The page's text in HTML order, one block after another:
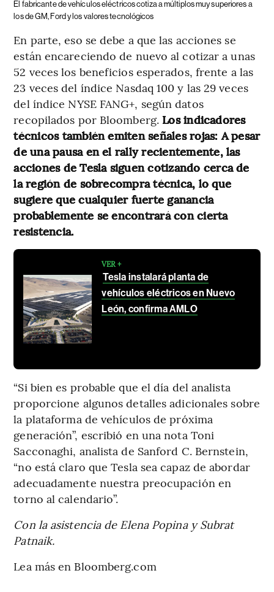
El fabricante de vehículos eléctricos cotiza a múltiplos muy superiores a
los de GM, Ford y los valores tecnológicos
En parte, eso se debe a que las acciones se
están encareciendo de nuevo al cotizar a unas
52 veces los beneficios esperados, frente a las
23 veces del índice Nasdaq 100 y las 29 veces
del índice NYSE FANG+, según datos
recopilados por Bloomberg. Los indicadores
técnicos también emiten señales rojas: A pesar
de una pausa en el rally recientemente, las
acciones de Tesla siguen cotizando cerca de
la región de sobrecompra técnica, lo que
sugiere que cualquier fuerte ganancia
probablemente se encontrará con cierta
resistencia.
VER +
Tesla instalará planta de
vehículos eléctricos en Nuevo
León, confirma AMLO
“Si bien es probable que el día del analista
proporcione algunos detalles adicionales sobre
la plataforma de vehículos de próxima
generación”, escribió en una nota Toni
Sacconaghi, analista de Sanford C. Bernstein,
“no está claro que Tesla sea capaz de abordar
adecuadamente nuestra preocupación en
torno al calendario”.
Con la asistencia de Elena Popina y Subrat
Patnaik.
Lea más en Bloomberg.com